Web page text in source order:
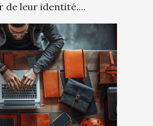
de leur identité....